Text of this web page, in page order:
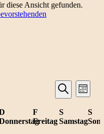
diese Ansicht gefunden.
Suche
und
Suche
Monat
F
Freitag
S
Samstag
S